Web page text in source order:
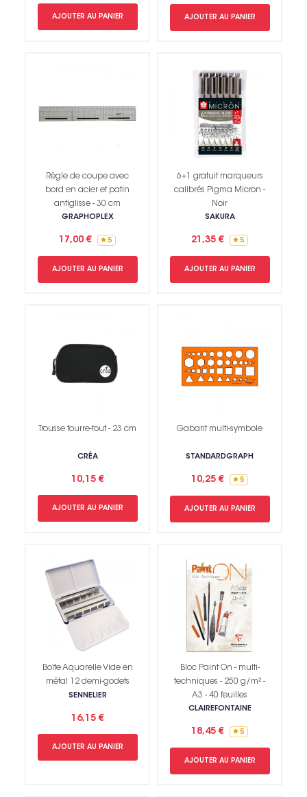
AJOUTER AU PANIER AJOUTER AU PANIER
Règle de coupe avec
bord en acier et patin
antiglisse - 30 cm
GRAPHOPLEX
17,00 € 5
AJOUTER AU PANIER
6+1 gratuit marqueurs
calibrés Pigma Micron -
Noir
SAKURA
21,35 € 5
AJOUTER AU PANIER
Trousse fourre-tout - 23 cm
CRÉA
10,15 €
AJOUTER AU PANIER
Gabarit multi-symbole
STANDARDGRAPH
10,25 € 5
AJOUTER AU PANIER
Boîte Aquarelle Vide en
métal 12 demi-godets
SENNELIER
16,15 €
AJOUTER AU PANIER
Bloc Paint On - multi-
techniques - 250 g/m² -
A3 - 40 feuilles
CLAIREFONTAINE
18,45 € 5
AJOUTER AU PANIER
Non merci !